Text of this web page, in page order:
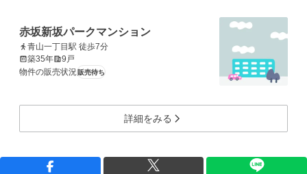
赤坂新坂パークマンション
青山一丁目駅 徒歩7分
築35年
9戸
物件の販売状況販売待ち
詳細をみる